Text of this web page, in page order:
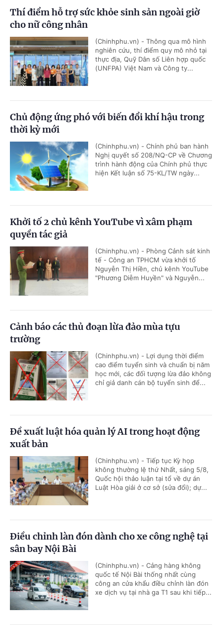
Thí điểm hỗ trợ sức khỏe sinh sản ngoài giờ
cho nữ công nhân
(Chinhphu.vn) - Thông qua mô hình
nghiên cứu, thí điểm quy mô nhỏ tại
thực địa, Quỹ Dân số Liên hợp quốc
(UNFPA) Việt Nam và Công ty...
Chủ động ứng phó với biến đổi khí hậu trong
thời kỳ mới
(Chinhphu.vn) - Chính phủ ban hành
Nghị quyết số 208/NQ-CP về Chương
trình hành động của Chính phủ thực
hiện Kết luận số 75-KL/TW ngày...
Khởi tố 2 chủ kênh YouTube vì xâm phạm
quyền tác giả
(Chinhphu.vn) - Phòng Cảnh sát kinh
tế - Công an TPHCM vừa khởi tố
Nguyễn Thị Hiền, chủ kênh YouTube
"Phương Diễm Huyền" và Nguyễn...
Cảnh báo các thủ đoạn lừa đảo mùa tựu
trường
(Chinhphu.vn) - Lợi dụng thời điểm
cao điểm tuyển sinh và chuẩn bị năm
học mới, các đối tượng lừa đảo không
chỉ giả danh cán bộ tuyển sinh để...
Đề xuất luật hóa quản lý AI trong hoạt động
xuất bản
(Chinhphu.vn) - Tiếp tục Kỳ họp
không thường lệ thứ Nhất, sáng 5/8,
Quốc hội thảo luận tại tổ về dự án
Luật Hòa giải ở cơ sở (sửa đổi); dự...
Điều chỉnh làn đón dành cho xe công nghệ tại
sân bay Nội Bài
(Chinhphu.vn) - Cảng hàng không
quốc tế Nội Bài thống nhất cùng
công an cửa khẩu điều chỉnh làn đón
xe dịch vụ tại nhà ga T1 sau khi tiếp...